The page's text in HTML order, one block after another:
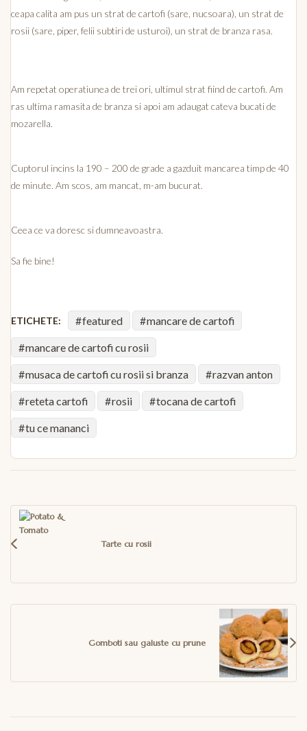
ceapa calita am pus un strat de cartofi (sare, nucsoara), un strat de
rosii (sare, piper, felii subtiri de usturoi), un strat de branza rasa.
Am repetat operatiunea de trei ori, ultimul strat fiind de cartofi. Am
ras ultima ramasita de branza si apoi am adaugat cateva bucati de
mozarella.
Cuptorul incins la 190 – 200 de grade a gazduit mancarea timp de 40
de minute. Am scos, am mancat, m-am bucurat.
Ceea ce va doresc si dumneavoastra.
Sa fie bine!
ETICHETE: featured mancare de cartofi
mancare de cartofi cu rosii
musaca de cartofi cu rosii si branza razvan anton
reteta cartofi rosii tocana de cartofi
tu ce mananci
în
articole
Tarte cu rosii
Gomboti sau galuste cu prune